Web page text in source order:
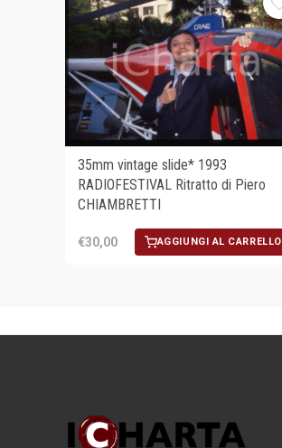
35mm vintage slide* 1993
RADIOFESTIVAL Ritratto di Piero
CHIAMBRETTI
€30,00 AGGIUNGI AL CARRELLO